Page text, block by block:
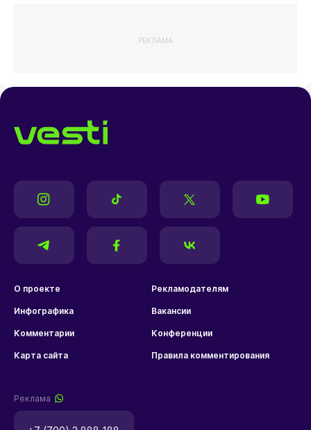
РЕКЛАМА
О проекте Рекламодателям
Инфографика Вакансии
Комментарии Конференции
Карта сайта Правила комментирования
Реклама